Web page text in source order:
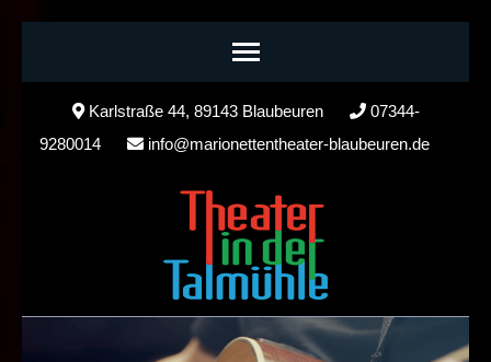
Karlstraße 44, 89143 Blaubeuren
07344-
9280014
info@marionettentheater-blaubeuren.de